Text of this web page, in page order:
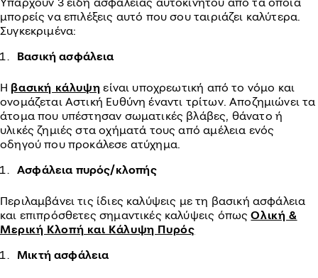
μπορείς να επιλέξεις αυτό που σου ταιριάζει καλύτερα.
Συγκεκριμένα:
Βασική ασφάλεια
Η βασική κάλυψη είναι υποχρεωτική από το νόμο και
ονομάζεται Αστική Ευθύνη έναντι τρίτων. Αποζημιώνει τα
άτομα που υπέστησαν σωματικές βλάβες, θάνατο ή
υλικές ζημιές στα οχήματά τους από αμέλεια ενός
οδηγού που προκάλεσε ατύχημα.
Ασφάλεια πυρός/κλοπής
Περιλαμβάνει τις ίδιες καλύψεις με τη βασική ασφάλεια
και επιπρόσθετες σημαντικές καλύψεις όπωςΟλική &
Μερική Κλοπή και Κάλυψη Πυρός
Μικτή ασφάλεια